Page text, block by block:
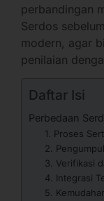
perbandingan
Serdos
modern, agar
penilaian
Daftar Isi
Perbedaan
1. Proses
2.
3. Verifikasi
4. Integrasi
5.